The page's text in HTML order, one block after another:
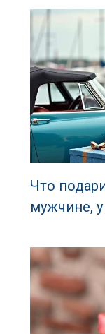
Что
мужчине,